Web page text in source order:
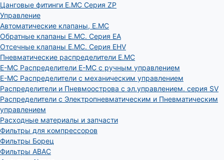
Цанговые фитинги E.MC Серия ZP
Управление
Автоматические клапаны, Е.МС
Обратные клапаны E.MC. Серия EA
Отсечные клапаны E.MC. Серия EHV
Пневматические распределители E.MC
E-MC Распределители E-MC с ручным управлением
E-MC Распределители с механическим управлением
Распределители и Пневмоострова с эл.управлением. серия SV
Распределители с Электропневматическим и Пневматическим
управлением
Расходные материалы и запчасти
Фильтры для компрессоров
Фильтры Борец
Фильтры ABAC